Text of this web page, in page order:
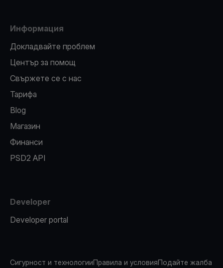
Информация
Докладвайте проблем
Център за помощ
Свържете се с нас
Тарифа
Blog
Магазин
Финанси
PSD2 API
Developer
Developer portal
Сигурност и технологииПравила и условияПодайте жалба